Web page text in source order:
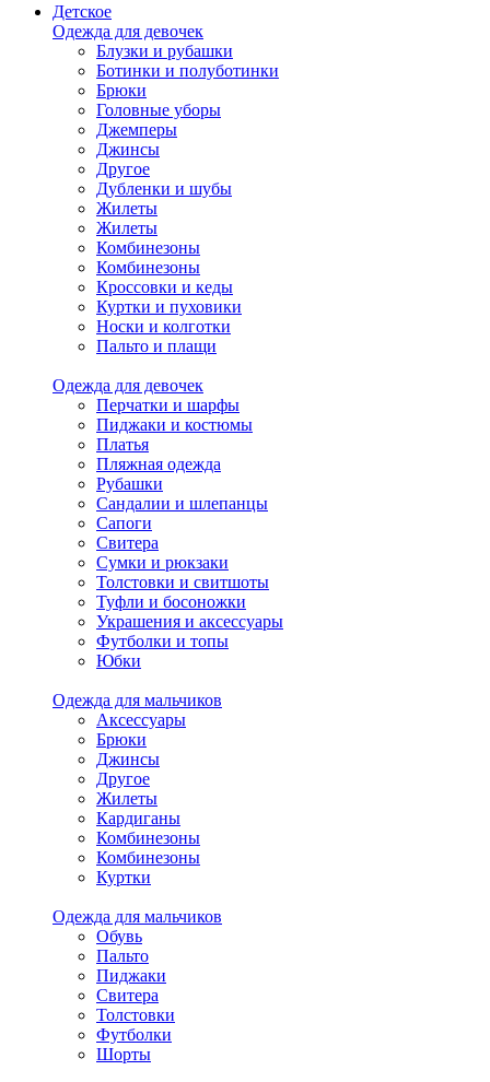
Детское
Одежда для девочек
Блузки и рубашки
Ботинки и полуботинки
Брюки
Головные уборы
Джемперы
Джинсы
Другое
Дубленки и шубы
Жилеты
Жилеты
Комбинезоны
Комбинезоны
Кроссовки и кеды
Куртки и пуховики
Носки и колготки
Пальто и плащи
Одежда для девочек
Перчатки и шарфы
Пиджаки и костюмы
Платья
Пляжная одежда
Рубашки
Сандалии и шлепанцы
Сапоги
Свитера
Сумки и рюкзаки
Толстовки и свитшоты
Туфли и босоножки
Украшения и аксессуары
Футболки и топы
Юбки
Одежда для мальчиков
Аксессуары
Брюки
Джинсы
Другое
Жилеты
Кардиганы
Комбинезоны
Комбинезоны
Куртки
Одежда для мальчиков
Обувь
Пальто
Пиджаки
Свитера
Толстовки
Футболки
Шорты